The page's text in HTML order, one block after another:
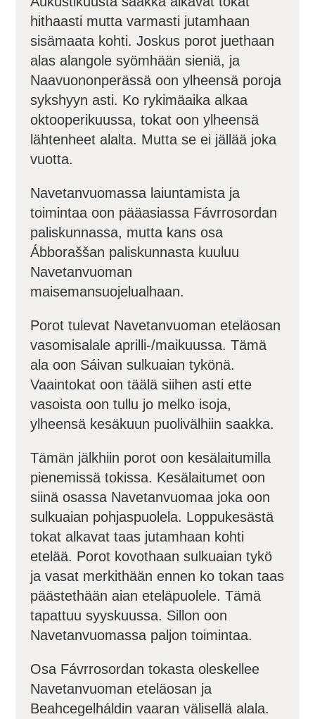
hithaasti mutta varmasti jutamhaan
sisämaata kohti. Joskus porot juethaan
alas alangole syömhään sieniä, ja
Naavuononperässä oon ylheensä poroja
sykshyyn asti. Ko rykimäaika alkaa
oktooperikuussa, tokat oon ylheensä
lähtenheet alalta. Mutta se ei jällää joka
vuotta.
Navetanvuomassa laiuntamista ja
toimintaa oon pääasiassa Fávrrosordan
paliskunnassa, mutta kans osa
Ábboraššan paliskunnasta kuuluu
Navetanvuoman
maisemansuojelualhaan.
Porot tulevat Navetanvuoman eteläosan
vasomisalale aprilli-/maikuussa. Tämä
ala oon Sáivan sulkuaian tykönä.
Vaaintokat oon täälä siihen asti ette
vasoista oon tullu jo melko isoja,
ylheensä kesäkuun puolivälhiin saakka.
Tämän jälkhiin porot oon kesälaitumilla
pienemissä tokissa. Kesälaitumet oon
siinä osassa Navetanvuomaa joka oon
sulkuaian pohjaspuolela. Loppukesästä
tokat alkavat taas jutamhaan kohti
etelää. Porot kovothaan sulkuaian tykö
ja vasat merkithään ennen ko tokan taas
päästethään aian eteläpuolele. Tämä
tapattuu syyskuussa. Sillon oon
Navetanvuomassa paljon toimintaa.
Osa Fávrrosordan tokasta oleskellee
Navetanvuoman eteläosan ja
Beahcegelháldin vaaran välisellä alala.